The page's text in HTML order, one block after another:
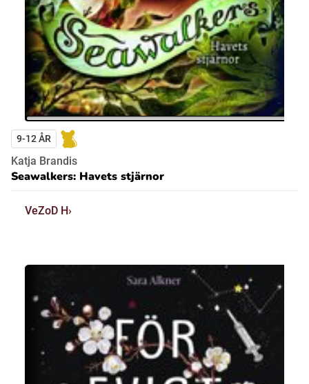
9-12 ÅR
Katja Brandis
Seawalkers: Havets stjärnor
VeZoD H